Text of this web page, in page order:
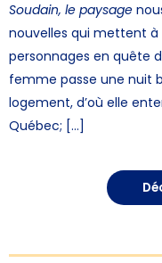
Soudain, le paysage
nouvelles qui mettent à
personnages en quête
femme passe une nuit
logement, d’où elle
Québec; […]